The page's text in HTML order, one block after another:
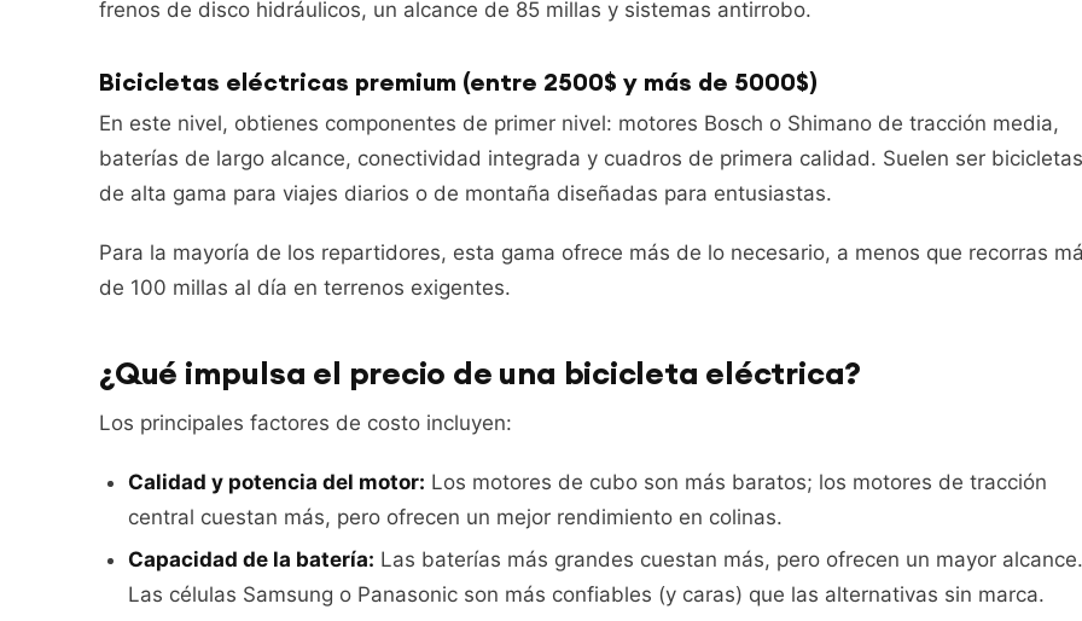
frenos de disco hidráulicos, un alcance de 85 millas y sistemas antirrobo.
Bicicletas eléctricas premium (entre 2500$ y más de 5000$)
En este nivel, obtienes componentes de primer nivel: motores Bosch o Shimano de tracción media,
baterías de largo alcance, conectividad integrada y cuadros de primera calidad. Suelen ser bicicletas
de alta gama para viajes diarios o de montaña diseñadas para entusiastas.
Para la mayoría de los repartidores, esta gama ofrece más de lo necesario, a menos que recorras
de 100 millas al día en terrenos exigentes.
¿Qué impulsa el precio de una bicicleta eléctrica?
Los principales factores de costo incluyen:
Calidad y potencia del motor: Los motores de cubo son más baratos; los motores de tracción
central cuestan más, pero ofrecen un mejor rendimiento en colinas.
Capacidad de la batería: Las baterías más grandes cuestan más, pero ofrecen un mayor alcance.
Las células Samsung o Panasonic son más confiables (y caras) que las alternativas sin marca.